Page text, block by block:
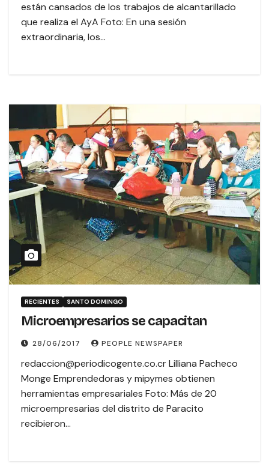
están cansados de los trabajos de alcantarillado
que realiza el AyA Foto: En una sesión
extraordinaria, los…
RECIENTES SANTO DOMINGO
Microempresarios se capacitan
28/06/2017 PEOPLE NEWSPAPER
redaccion@periodicogente.co.cr Lilliana Pacheco
Monge Emprendedoras y mipymes obtienen
herramientas empresariales Foto: Más de 20
microempresarias del distrito de Paracito
recibieron…